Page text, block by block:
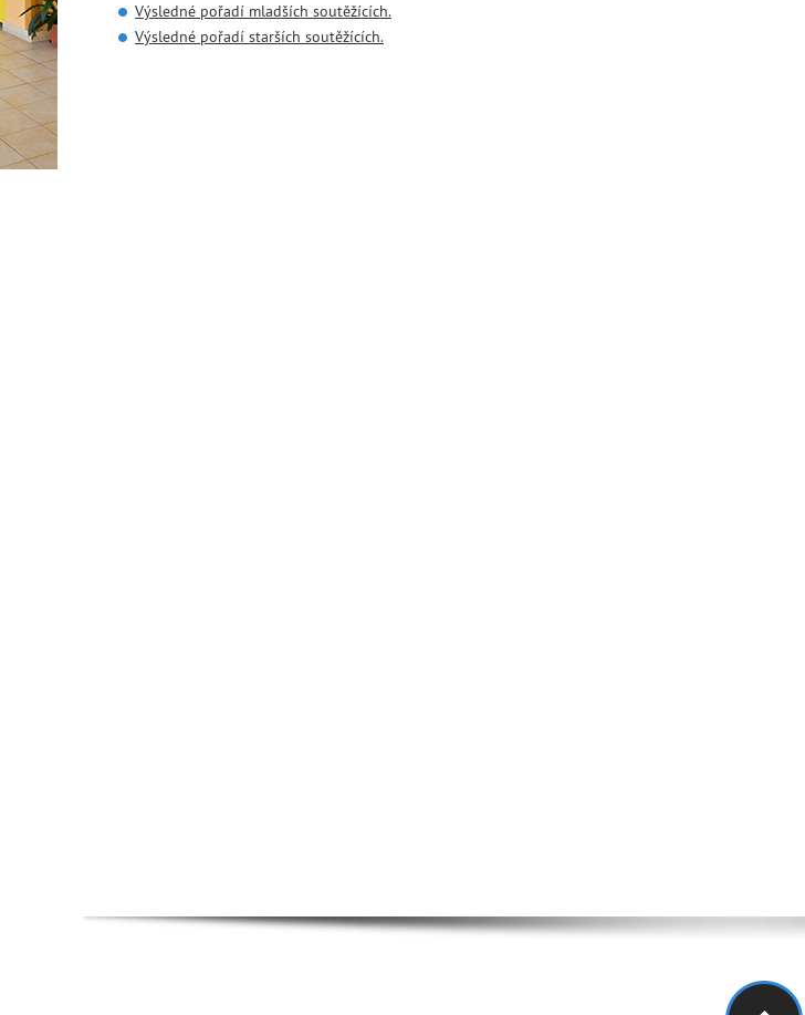
Výsledné pořadí mladších soutěžících.
Výsledné pořadí starších soutěžících.